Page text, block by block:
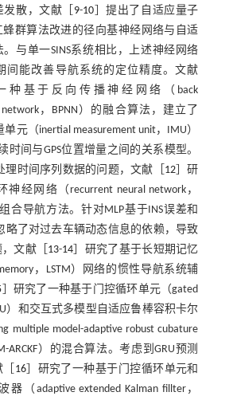
散，文献［ 9-10 ］提出了自适应量子
群算法改进的径向基神经网络与自适
与单一SINS系统相比，上述神经网络
间能改善导航系统的定位精度。文献
种基于反向传播神经网络（back
network，BPNN）的融合算法，建立了
单元（inertial measurement unit，IMU）
时间与GPS位置增量之间的关系模型。
理时间序列数据的问题，文献［ 12］研
经网络（recurrent neural network，
组合导航方法。针对MLP基于INS误差和
略了对过去车辆动态信息的依赖，导致
文献［ 13-14 ］研究了基于长短期记忆
，LSTM）网络的惯性导航系统辅
］研究了一种基于门控循环单元（gated
）和交互式多模型自适应鲁棒容积卡尔
multiple model-adaptive robust cubature
ARCKF）的混合算法。考虑到GRU预测
16］研究了一种基于门控循环单元和
（adaptive extended Kalman fillter，